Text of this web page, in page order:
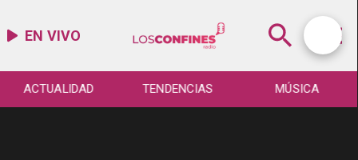
EN VIVO
ACTUALIDAD TENDENCIAS MÚSICA